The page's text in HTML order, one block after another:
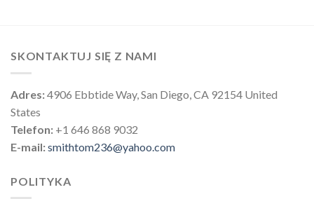
SKONTAKTUJ SIĘ Z NAMI
Adres:4906 Ebbtide Way, San Diego, CA 92154 United
States
Telefon: +1 646 868 9032
E-mail:smithtom236@yahoo.com
POLITYKA